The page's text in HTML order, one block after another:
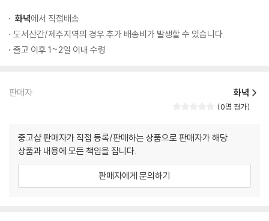
화녁에서 직접배송
도서산간/제주지역의 경우 추가 배송비가 발생할 수 있습니다.
출고 이후 1~2일 이내 수령
판매자 화녁
0명 평가
중고샵 판매자가 직접 등록/판매하는 상품으로 판매자가 해당
상품과 내용에 모든 책임을 집니다.
판매자에게 문의하기